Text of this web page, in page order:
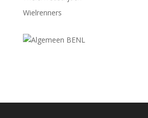
Wielrenners